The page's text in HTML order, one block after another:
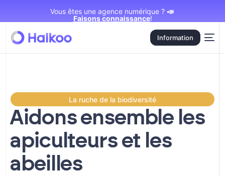
Vous êtes une agence numérique ? 📣
Faisons connaissance!
Information
La ruche de la biodiversité
Aidons ensemble les
apiculteurs et les
abeilles